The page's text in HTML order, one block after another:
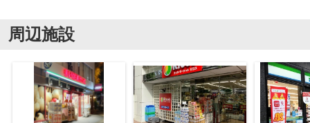
周辺施設